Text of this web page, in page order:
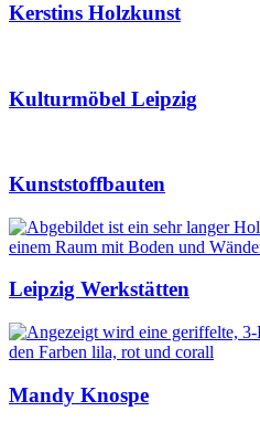
Kerstins Holzkunst
Kulturmöbel Leipzig
Kunststoffbauten
Leipzig Werkstätten
Mandy Knospe